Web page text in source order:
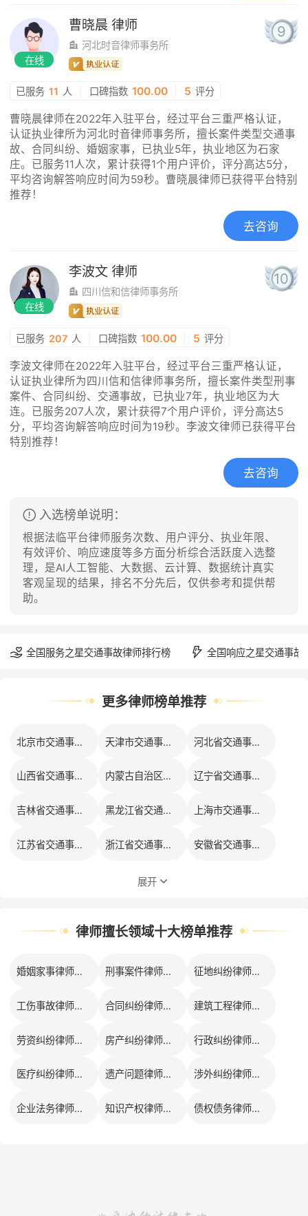
在线
曹晓晨 律师
河北时音律师事务所
9
已服务 11 人 口碑指数 100.00 5 评分
曹晓晨律师在2022年入驻平台，经过平台三重严格认证，
认证执业律所为河北时音律师事务所，擅长案件类型交通事
故、合同纠纷、婚姻家事，已执业5年，执业地区为石家
庄。已服务11人次，累计获得1个用户评价，评分高达5分，
平均咨询解答响应时间为59秒。曹晓晨律师已获得平台特别
推荐！
去咨询
在线
李波文 律师
四川信和信律师事务所
10
已服务 207 人 口碑指数 100.00 5 评分
李波文律师在2022年入驻平台，经过平台三重严格认证，
认证执业律所为四川信和信律师事务所，擅长案件类型刑事
案件、合同纠纷、交通事故，已执业7年，执业地区为大
连。已服务207人次，累计获得7个用户评价，评分高达5
分，平均咨询解答响应时间为19秒。李波文律师已获得平台
特别推荐！
去咨询
入选榜单说明：
根据法临平台律师服务次数、用户评分、执业年限、
有效评价、响应速度等多方面分析综合活跃度入选整
理，是AI人工智能、大数据、云计算、数据统计真实
客观呈现的结果，排名不分先后，仅供参考和提供帮
助。
全国服务之星交通事故律师排行榜 全国响应之星交通事故
更多律师榜单推荐
北京市交通事故律师口碑排行榜 天津市交通事故律师口碑排行榜 河北省交通事故律师口碑排行榜
山西省交通事故律师口碑排行榜 内蒙古自治区交通事故律师口碑排行榜 辽宁省交通事故律师口碑排行榜
吉林省交通事故律师口碑排行榜 黑龙江省交通事故律师口碑排行榜 上海市交通事故律师口碑排行榜
江苏省交通事故律师口碑排行榜 浙江省交通事故律师口碑排行榜 安徽省交通事故律师口碑排行榜
展开
律师擅长领域十大榜单推荐
婚姻家事律师口碑排行榜 刑事案件律师口碑排行榜 征地纠纷律师口碑排行榜
工伤事故律师口碑排行榜 合同纠纷律师口碑排行榜 建筑工程律师口碑排行榜
劳资纠纷律师口碑排行榜 房产纠纷律师口碑排行榜 行政纠纷律师口碑排行榜
医疗纠纷律师口碑排行榜 遗产问题律师口碑排行榜 涉外纠纷律师口碑排行榜
企业法务律师口碑排行榜 知识产权律师口碑排行榜 债权债务律师口碑排行榜